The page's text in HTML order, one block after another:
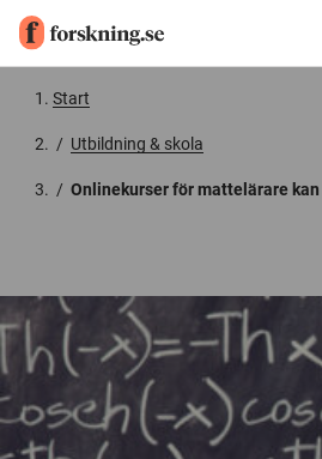
Start
/ Utbildning & skola
/ Onlinekurser för mattelärare